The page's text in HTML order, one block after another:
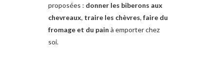
proposées : donner les biberons aux
chevreaux, traire les chèvres, faire du
fromage et du pain à emporter chez
soi.